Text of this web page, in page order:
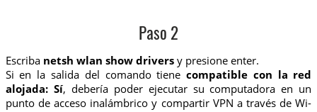
Paso 2
Escriba netsh wlan show driversy presione enter.
Si en la salida del comando tienecompatible con la red
alojada: Sí, debería poder ejecutar su computadora en un
punto de acceso inalámbrico y compartir VPN a través de Wi-